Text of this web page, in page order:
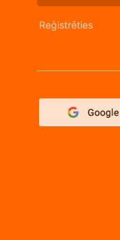
Reģistrēties